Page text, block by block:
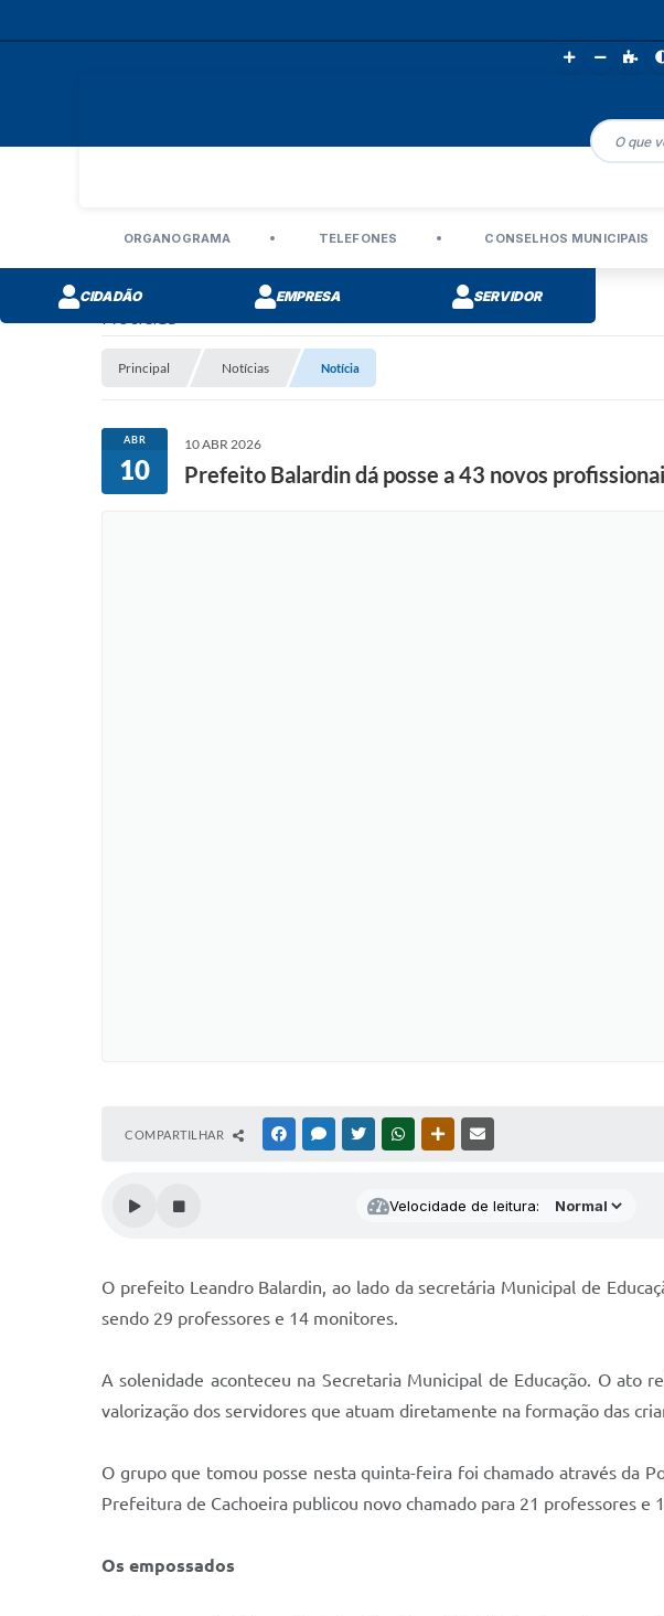
ORGANOGRAMA TELEFONES CONSELHOS MUNICIPAIS
CIDADÃO EMPRESA SERVIDOR
Principal Notícias Notícia
ABR
10
10 ABR 2026
Prefeito Balardin dá posse a 43 novos
COMPARTILHAR FACEBOOKMESSENGER
TWITTERWHATSAPPOUTRAS MÍDIAS
Velocidade de leitura:
O prefeito Leandro Balardin, ao lado da secretária Municipal de
sendo 29 professores e 14 monitores.
A solenidade aconteceu na Secretaria Municipal de Educação. O
valorização dos servidores que atuam diretamente na formação das
O grupo que tomou posse nesta quinta-feira foi chamado através da
Prefeitura de Cachoeira publicou novo chamado para 21 professores e
Os empossados